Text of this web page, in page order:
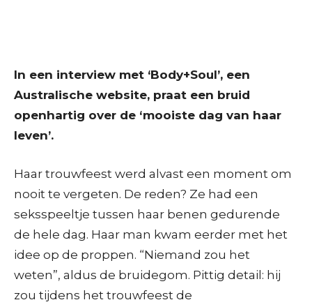
In een interview met ‘Body+Soul’, een
Australische website, praat een bruid
openhartig over de ‘mooiste dag van haar
leven’.
Haar trouwfeest werd alvast een moment om
nooit te vergeten. De reden? Ze had een
seksspeeltje tussen haar benen gedurende
de hele dag. Haar man kwam eerder met het
idee op de proppen. “Niemand zou het
weten”, aldus de bruidegom. Pittig detail: hij
zou tijdens het trouwfeest de